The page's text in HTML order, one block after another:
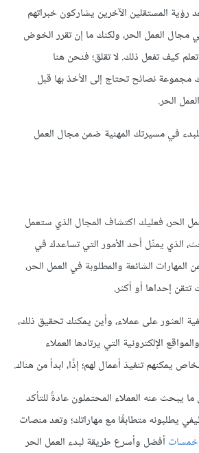
رؤية المستقلين الآخرين يشاركون خبراتهم
مجال العمل الحر، ولكنك ما إن تقرر الخوض
كيف تفعل ذلك. لا تقلق؛ فنحن هنا
نصائح تحتاج إلى الأخذ بها قبل
الحر.
في مسيرتك المهنية ضمن مجال العمل
الحر، فعليك اكتشاف المجال الذي ستعمل
الذي يمثّل أحد الأمور التي تساعدك في
المهارات الشائعة والمطلوبة في العمل الحر،
إحداها أو أكثر.
العثور على عملاء، وأين يمكنك تحقيق ذلك،
الإلكترونية التي يرتادها العملاء
يمكنهم تنفيذ أعمال لهم؛ إذًا، ابدأ من هناك.
يبحث عنه العملاء المحتملون عادةً للتأكد
يطلبونه متطابقًا مع مهاراتك؛ وتعد منصات
خمسات أفضل وأسرع طريقة لبدء العمل الحر